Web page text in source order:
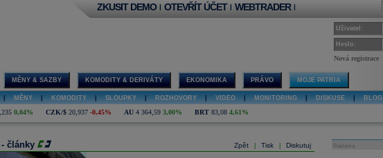
ZKUSIT DEMO | OTEVŘÍT ÚČET | WEBTRADER |
Uživatel:
Heslo:
Nová registrace
MĚNY & SAZBY KOMODITY & DERIVÁTY EKONOMIKA PRÁVO MOJE PATRIA
MĚNY KOMODITY SLOUPKY ROZHOVORY VIDEO MONITORING DISKUSE BLOG
0,04% CZK/$ 20,937 -0,45% AU 4 364,59 3,00% BRT 83,08 4,61%
Zpět Tisk Diskutuj
- články Reklama